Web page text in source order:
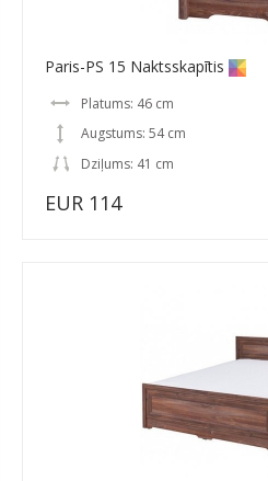
Paris-PS 15 Naktsskapītis
Platums: 46 cm
Augstums: 54 cm
Dziļums: 41 cm
EUR 114